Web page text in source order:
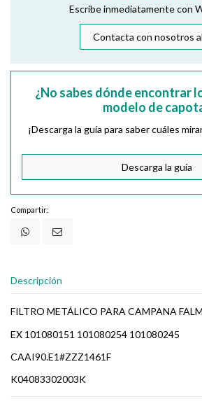
Escribe inmediatamente con
Contacta con nosotros
¿No sabes dónde encontrar
modelo de
¡Descarga la guía para saber cuáles
Descarga la guía
Compartir:
Descripción
FILTRO METÁLICO PARA CAMPANA
EX 101080151 101080254 101080245
CAAI90.E1#ZZZ1461F
K04083302003K